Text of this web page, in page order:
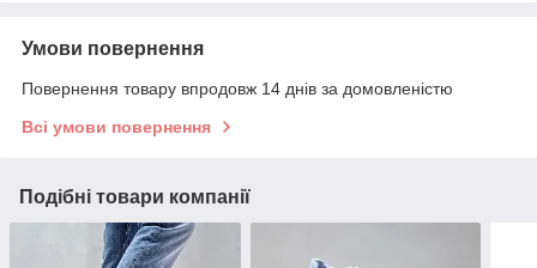
Умови повернення
Повернення товару впродовж 14 днів за домовленістю
Всі умови повернення
Подібні товари компанії